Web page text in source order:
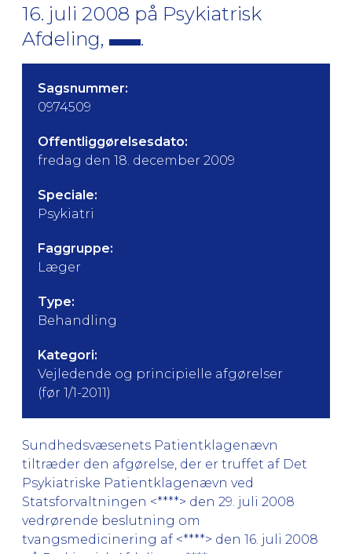
16. juli 2008 på Psykiatrisk
Afdeling,
.
Sagsnummer:
0974509
Offentliggørelsesdato:
fredag den 18. december 2009
Speciale:
Psykiatri
Faggruppe:
Læger
Type:
Behandling
Kategori:
Vejledende og principielle afgørelser
(før 1/1-2011)
Sundhedsvæsenets Patientklagenævn
tiltræder den afgørelse, der er truffet af Det
Psykiatriske Patientklagenævn ved
Statsforvaltningen <****> den 29. juli 2008
vedrørende beslutning om
tvangsmedicinering af <****> den 16. juli 2008